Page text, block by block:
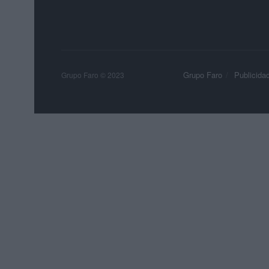
Grupo Faro Publicidad
Grupo Faro © 2023